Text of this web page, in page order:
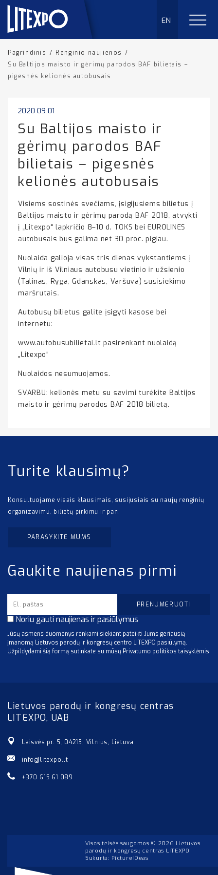
EN
Pagrindinis / Renginio naujienos /
Su Baltijos maisto ir gėrimų parodos BAF bilietais –
pigesnės kelionės autobusais
2020 09 01
Su Baltijos maisto ir
gėrimų parodos BAF
bilietais – pigesnės
kelionės autobusais
Visiems sostinės svečiams, įsigijusiems bilietus į
Baltijos maisto ir gėrimų parodą BAF 2018, atvykti
į „Litexpo“ lapkričio 8–10 d. TOKS bei EUROLINES
autobusais bus galima net 30 proc. pigiau.
Nuolaida galioja visas tris dienas vykstantiems į
Vilnių ir iš Vilniaus autobusu vietinio ir užsienio
(Talinas, Ryga, Gdanskas, Varšuva) susisiekimo
maršrutais.
Autobusų bilietus galite įsigyti kasose bei
internetu:
www.autobusubilietai.lt pasirenkant nuolaidą
„Litexpo“
Nuolaidos nesumuojamos.
SVARBU: kelionės metu su savimi turėkite Baltijos
maisto ir gėrimų parodos BAF 2018 bilietą.
Turite klausimų?
Konsultuojame visais klausimais, susijusiais su naujų renginių
organizavimu, bilietų pirkimu ir pan.
PARAŠYKITE MUMS
Gaukite naujienas pirmi
Noriu gauti naujienas ir pasiūlymus
Jūsų asmens duomenys renkami siekiant pateikti Jums geriausią
įmanomą Lietuvos parodų ir kongresų centro LITEXPO pasiūlymą.
Užpildydami šią formą sutinkate su mūsų Privatumo politikos taisyklėmis
Lietuvos parodų ir kongresų centras
LITEXPO, UAB
Laisvės pr. 5, 04215, Vilnius, Lietuva
info@litexpo.lt
+370 615 61 089
Visos teisės saugomos © 2026 Lietuvos
parodų ir kongresų centras LITEXPO
Sukurta: PictureIDeas